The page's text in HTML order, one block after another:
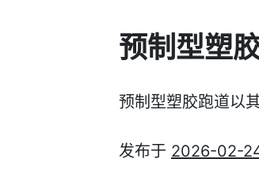
预制型塑
预制型塑胶跑道以
发布于 2026-02-